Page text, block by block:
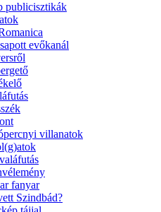
publicisztikák
evőkanál
villanatok
fanyar
Szindbád?